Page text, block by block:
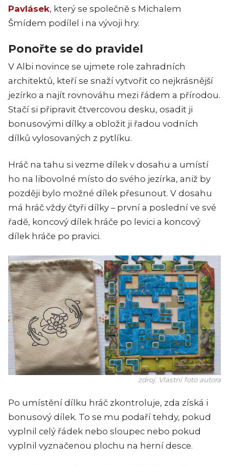
Pavlásek, který se společně s Michalem
Šmídem podílel i na vývoji hry.
Ponořte se do pravidel
V Albi novince se ujmete role zahradních
architektů, kteří se snaží vytvořit co nejkrásnější
jezírko a najít rovnováhu mezi řádem a přírodou.
Stačí si připravit čtvercovou desku, osadit ji
bonusovými dílky a obložit ji řadou vodních
dílků vylosovaných z pytlíku.
Hráč na tahu si vezme dílek v dosahu a umístí
ho na libovolné místo do svého jezírka, aniž by
později bylo možné dílek přesunout. V dosahu
má hráč vždy čtyři dílky – první a poslední ve své
řadě, koncový dílek hráče po levici a koncový
dílek hráče po pravici.
zdroj: Vlastní foto autora
Po umístění dílku hráč zkontroluje, zda získá i
bonusový dílek. To se mu podaří tehdy, pokud
vyplnil celý řádek nebo sloupec nebo pokud
vyplnil vyznačenou plochu na herní desce.